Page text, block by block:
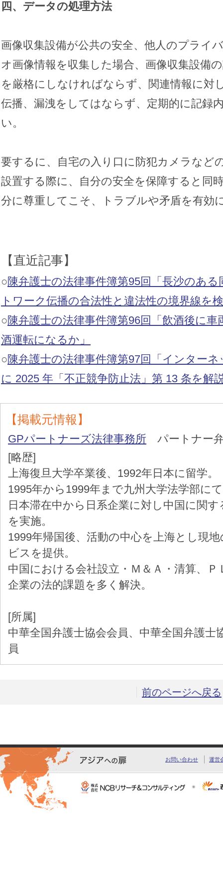
四、データの処理方法
画像収集設備が公共の安全、他人のプライ
オ画像情報を収集した場合、画像収集設備
を厳格にしなければならず、関連情報に対
伝播、漏洩をしてはならず、定期的に記録
い。
要するに、自宅の入り口に防犯カメラなど
設置する際に、自分の安全を保障すると同
分に尊重してこそ、トラブルや矛盾を有
【直近記事】
○陳弁護士の法律事件簿第95回「長沙のあ
トワーク伝播の合法性と違法性の境界線を
○陳弁護士の法律事件簿第96回「飲酒後に
酒運転になるか」
○陳弁護士の法律事件簿第97回「インター
に 2025 年「不正競争防止法」第 13 条を解
【掲載元情報】
GPパートナーズ法律事務所 パートナー
[略歴]
上海復旦大学卒業後、1992年日本に留学。
1995年から1999年まで九州大学法学部に
日本滞在中から日系企業に対し中国に関
を実施。
1999年帰国後、活動の中心を上海とし現
ビスを提供。
中国における会社設立・Ｍ＆Ａ・清算、Ｐ
企業の法的課題を多く解決。
[所属]
中華全国弁護士協会会員、中華全国弁護士
員
前のページへ戻る
お問い合わせ 運営